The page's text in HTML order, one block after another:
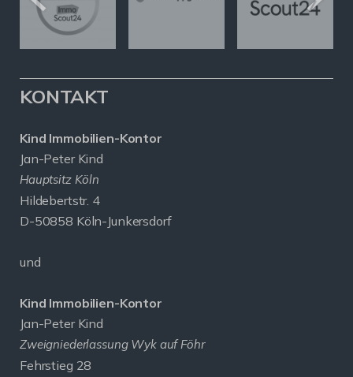
KONTAKT
Kind Immobilien-Kontor
Jan-Peter Kind
Hauptsitz Köln
Hildebertstr. 4
D-50858 Köln-Junkersdorf
und
Kind Immobilien-Kontor
Jan-Peter Kind
Zweigniederlassung Wyk auf Föhr
Fehrstieg 28